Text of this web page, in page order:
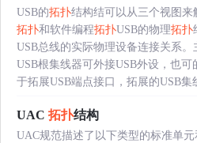
USB的拓扑结构结可以从三个视图来
拓扑和软件编程拓扑USB的物理拓扑
USB总线的实际物理设备连接关系。
USB根集线器可外接USB外设，也可
于拓展USB端点接口，拓展的USB
UAC 拓扑结构
UAC规范描述了以下类型的标准单